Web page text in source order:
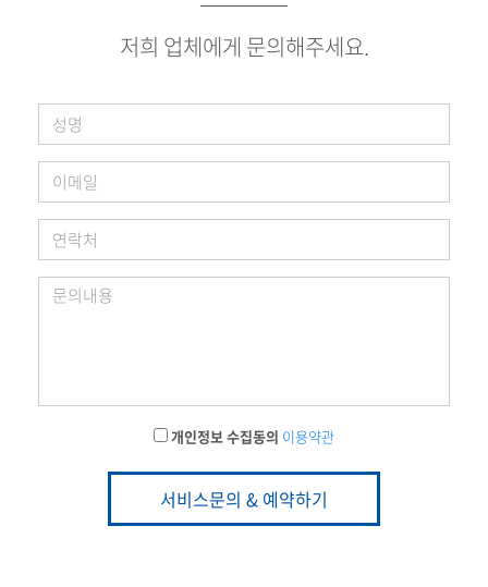
저희 업체에게 문의해주세요.
개인정보 수집동의 이용약관
서비스문의 & 예약하기